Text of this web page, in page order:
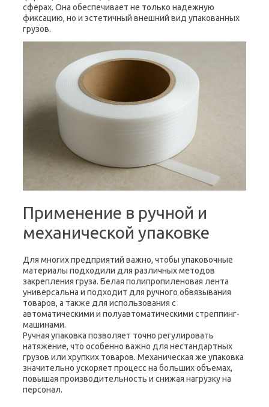
сферах. Она обеспечивает не только надежную
фиксацию, но и эстетичный внешний вид упакованных
грузов.
Применение в ручной и
механической упаковке
Для многих предприятий важно, чтобы упаковочные
материалы подходили для различных методов
закрепления груза. Белая полипропиленовая лента
универсальна и подходит для ручного обвязывания
товаров, а также для использования с
автоматическими и полуавтоматическими стреппинг-
машинами.
Ручная упаковка позволяет точно регулировать
натяжение, что особенно важно для нестандартных
грузов или хрупких товаров. Механическая же упаковка
значительно ускоряет процесс на больших объемах,
повышая производительность и снижая нагрузку на
персонал.